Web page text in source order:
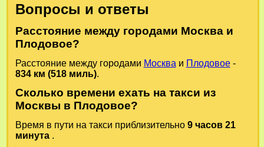
Вопросы и ответы
Расстояние между городами Москва и
Плодовое?
Расстояние между городами Москва и Плодовое-
834 км (518 миль).
Сколько времени ехать на такси из
Москвы в Плодовое?
Время в пути на такси приблизительно 9 часов 21
минута .